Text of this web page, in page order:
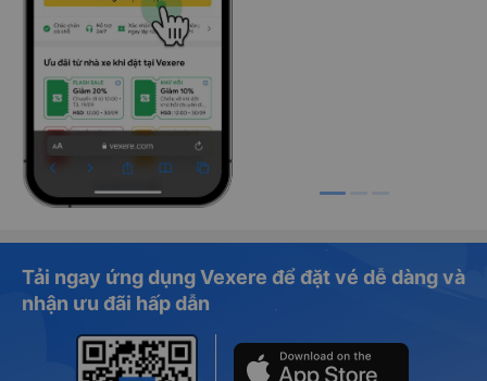
Tải ngay ứng dụng Vexere để đặt vé dễ dàng và
nhận ưu đãi hấp dẫn